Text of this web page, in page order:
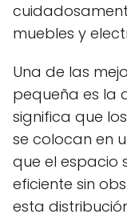
muebles y
Una de las
pequeña es la
significa que
se colocan en
que el espacio
eficiente sin
esta